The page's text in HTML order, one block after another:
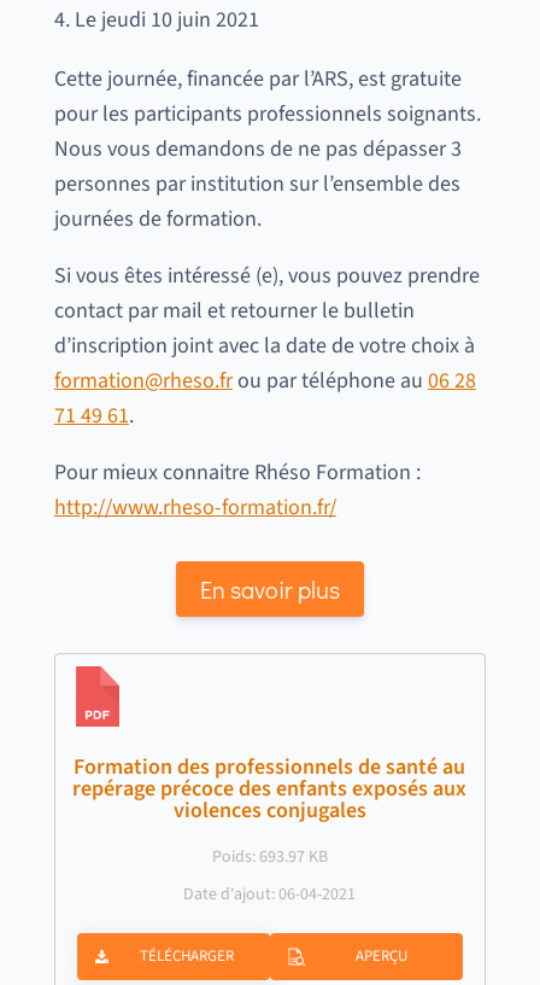
Le jeudi 10 juin 2021
Cette journée, financée par l’ARS, est gratuite
pour les participants professionnels soignants.
Nous vous demandons de ne pas dépasser 3
personnes par institution sur l’ensemble des
journées de formation.
Si vous êtes intéressé (e), vous pouvez prendre
contact par mail et retourner le bulletin
d’inscription joint avec la date de votre choix à
formation@rheso.frou par téléphone au06 28
71 49 61.
Pour mieux connaitre Rhéso Formation :
http://www.rheso-formation.fr/
En savoir plus
Formation des professionnels de santé au
repérage précoce des enfants exposés aux
violences conjugales
Poids: 693.97 KB
Date d'ajout: 06-04-2021
TÉLÉCHARGER APERÇU